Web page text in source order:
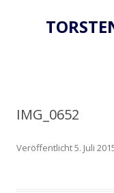
IMG_0652
Veröffentlicht5. Juli